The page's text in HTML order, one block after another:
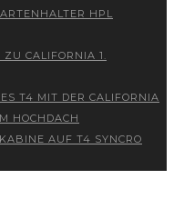
HPL
CALIFORNIA 1.
T4 MIT DER CALIFORNIA
HOCHDACH
AUF T4 SYNCRO